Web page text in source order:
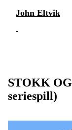
John Eltvik
-
STOKK
seriespill)